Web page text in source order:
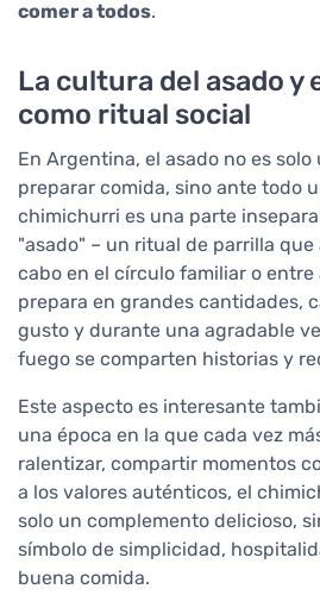
comer a todos.
La cultura del asado y
como ritual social
En Argentina, el asado no es
preparar comida, sino ante todo
chimichurri es una parte
"asado" – un ritual de parrilla que
cabo en el círculo familiar o entre
prepara en grandes cantidades,
gusto y durante una agradable
fuego se comparten historias y
Este aspecto es interesante
una época en la que cada vez
ralentizar, compartir momentos
a los valores auténticos, el
solo un complemento delicioso,
símbolo de simplicidad,
buena comida.